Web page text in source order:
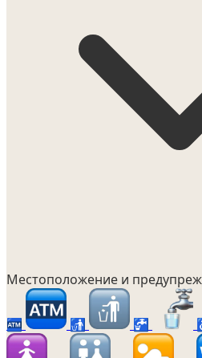
Местоположение и
🏧 🚮 🚰